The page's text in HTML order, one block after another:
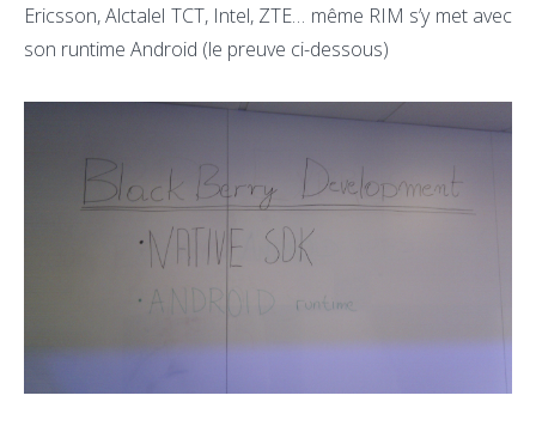
Ericsson, Alctalel TCT, Intel, ZTE… même RIM s’y met avec
son runtime Android (le preuve ci-dessous)